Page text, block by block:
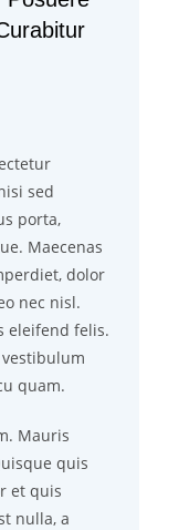
sed
porta,
Maecenas
dolor
nec nisl.
eleifend felis.
quam.
Mauris
quis
et quis
nulla, a